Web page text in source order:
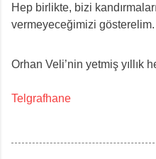
Hep birlikte, bizi
vermeyeceğimizi gösterelim.
Orhan Veli’nin yetmiş yıllık
Telgrafhane